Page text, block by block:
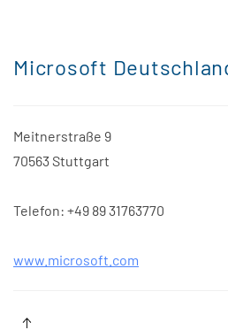
Microsoft
Meitnerstraße 9
70563 Stuttgart
Telefon: +49 89 31763770
www.microsoft.com